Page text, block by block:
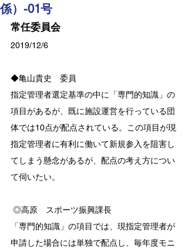
係）-01号
常任委員会
2019/12/6
◆亀山貴史　委員
指定管理者選定基準の中に「専門的知識」の
項目があるが、既に施設運営を行っている団
体では10点が配点されている。この項目が現
指定管理者に有利に働いて新規参入を阻害し
てしまう懸念があるが、配点の考え方につい
て伺いたい。
◎高原　スポーツ振興課長
「専門的知識」の項目では、現指定管理者が
申請した場合には単独で配点し、毎年度モニ